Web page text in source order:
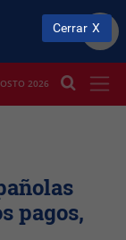
2026
pagos,
Cerrar